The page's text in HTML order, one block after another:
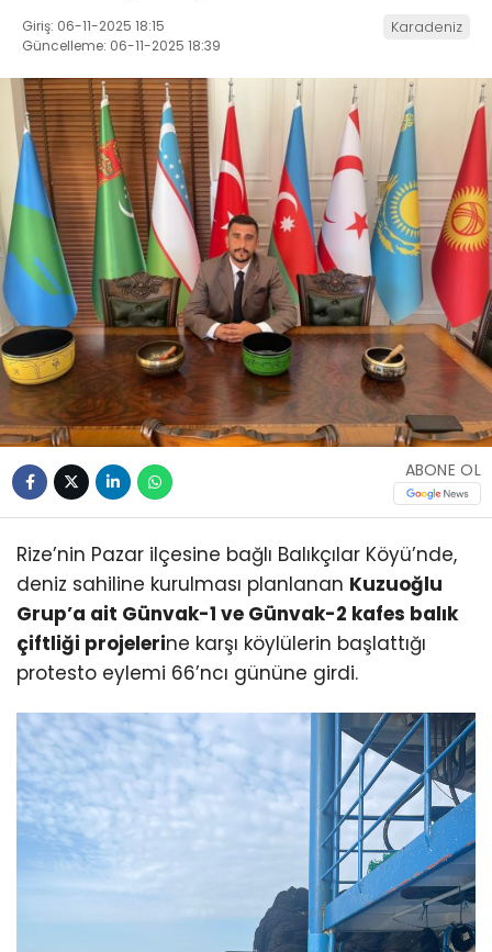
Giriş: 06-11-2025 18:15
Güncelleme: 06-11-2025 18:39
Karadeniz
ABONE OL
Rize’nin Pazar ilçesine bağlı Balıkçılar Köyü’nde,
deniz sahiline kurulması planlanan Kuzuoğlu
Grup’a ait Günvak-1 ve Günvak-2 kafes balık
çiftliği projelerine karşı köylülerin başlattığı
protesto eylemi 66’ncı gününe girdi.